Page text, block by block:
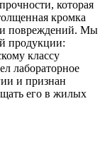
которая
кромка
повреждений. Мы
продукции:
классу
лабораторное
и признан
его в жилых